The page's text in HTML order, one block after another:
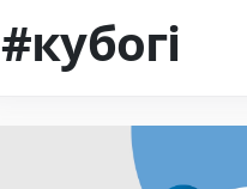
#кубогі